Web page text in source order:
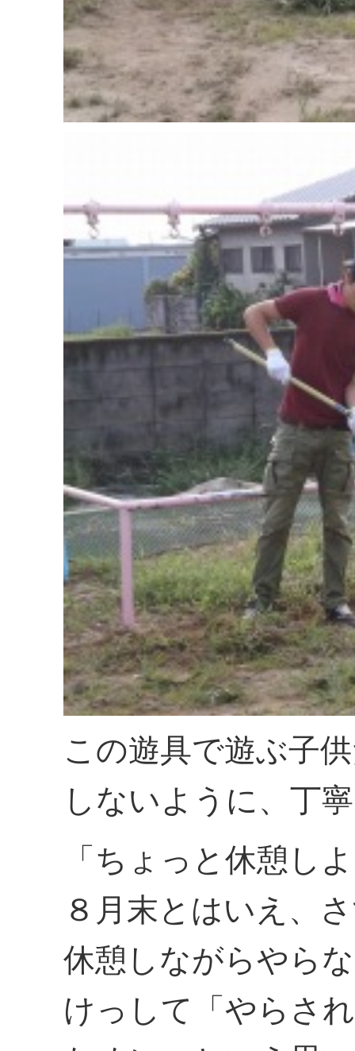
この遊具で遊ぶ子
しないように、丁
「ちょっと休憩し
８月末とはいえ、
休憩しながらやら
けっして「やらさ